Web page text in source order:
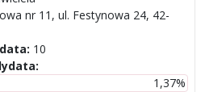
nr 11, ul. Festynowa 24, 42-
10
1,37%